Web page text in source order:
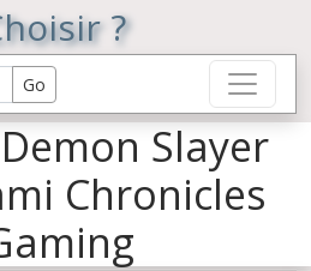
?
Slayer
Chronicles